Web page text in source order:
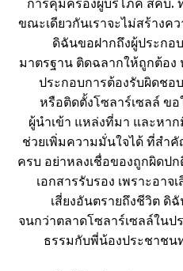
การคุ้มครองผู้บริโภค สคบ.
ขณะเดียวกันเราจะไม่สร้างค
ดิฉันขอฝากถึงผู้ประกอ
มาตรฐาน ติดฉลากให้ถูกต้อง
ประกอบการต้องรับผิดช
หรือติดตั้งโซลาร์เซลล์ ข
ผู้นำเข้า แหล่งที่มา และหา
ช่วยเพิ่มความมั่นใจได้ ที่สำ
ครบ อย่าหลงเชื่อของถูกผิด
เอกสารรับรอง เพราะอาจ
เสี่ยงอันตรายถึงชีวิต ดิ
จนกว่าตลาดโซลาร์เซลล์ในป
ธรรมกับพี่น้องประชาชน